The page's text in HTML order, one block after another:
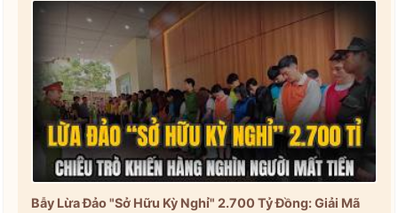
Bẫy Lừa Đảo "Sở Hữu Kỳ Nghỉ" 2.700 Tỷ Đồng: Giải Mã